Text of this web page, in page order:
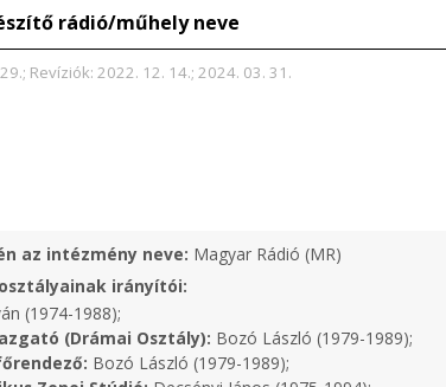
rádió/műhely neve
Revíziók: 2022. 12. 14.; 2024. 03. 31.
az intézmény neve: Magyar Rádió (MR)
irányítói:
(1974-1988);
(Drámai Osztály): Bozó László (1979-1989);
Bozó László (1979-1989);